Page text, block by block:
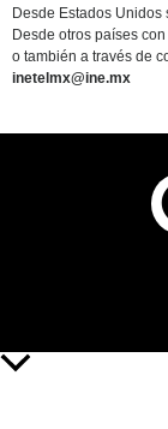
Desde Estados Unidos
Desde otros países
o también a través de
inetelmx@ine.mx